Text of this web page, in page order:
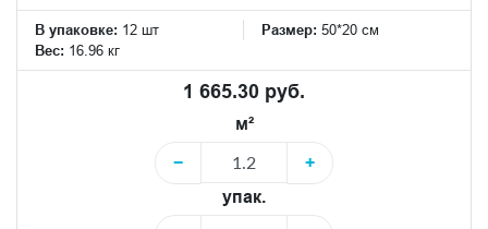
В упаковке: 12 шт Размер: 50*20 см
Вес: 16.96 кг
1 665.30 руб.
м²
−
+
упак.